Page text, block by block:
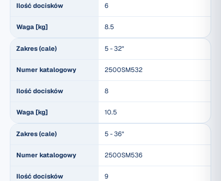
Ilość docisków 6
Waga [kg] 8.5
Zakres (cale) 5 - 32"
Numer katalogowy 2500SM532
Ilość docisków 8
Waga [kg] 10.5
Zakres (cale) 5 - 36"
Numer katalogowy 2500SM536
Ilość docisków 9